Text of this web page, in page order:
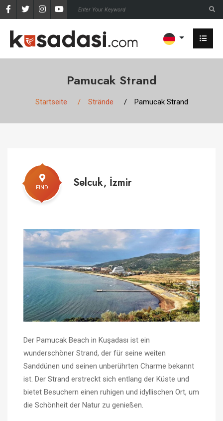
Pamucak Strand
Startseite Strände Pamucak Strand
FIND Selcuk, İzmir
Der Pamucak Beach in Kuşadası ist ein
wunderschöner Strand, der für seine weiten
Sanddünen und seinen unberührten Charme bekannt
ist. Der Strand erstreckt sich entlang der Küste und
bietet Besuchern einen ruhigen und idyllischen Ort, um
die Schönheit der Natur zu genießen.